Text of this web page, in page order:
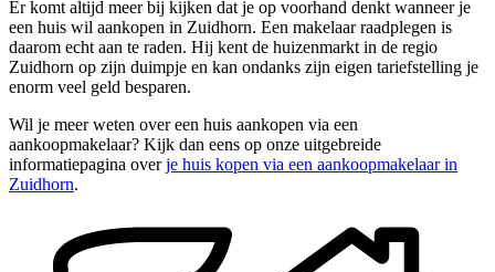
Er komt altijd meer bij kijken dat je op voorhand denkt wanneer je
een huis wil aankopen in Zuidhorn. Een makelaar raadplegen is
daarom echt aan te raden. Hij kent de huizenmarkt in de regio
Zuidhorn op zijn duimpje en kan ondanks zijn eigen tariefstelling je
enorm veel geld besparen.
Wil je meer weten over een huis aankopen via een
aankoopmakelaar? Kijk dan eens op onze uitgebreide
informatiepagina overje huis kopen via een aankoopmakelaar in
Zuidhorn.